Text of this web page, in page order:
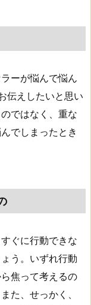
ーが悩んで悩ん
伝えしたいと思い
ではなく、重な
でしまったとき
ぐに行動できな
う。いずれ行動
焦って考えるの
た、せっかく、